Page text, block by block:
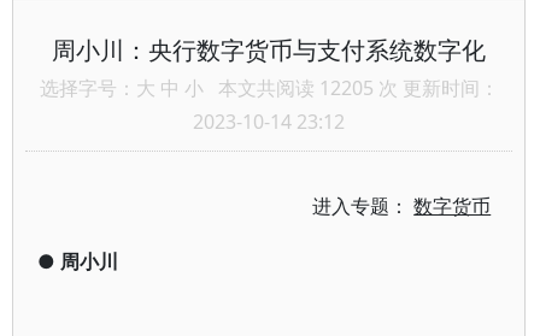
周小川：央行数字货币与支付系统数字化
选择字号： 大 中 小 本文共阅读 12205 次 更新时间：
2023-10-14 23:12
进入专题：数字货币
● 周小川